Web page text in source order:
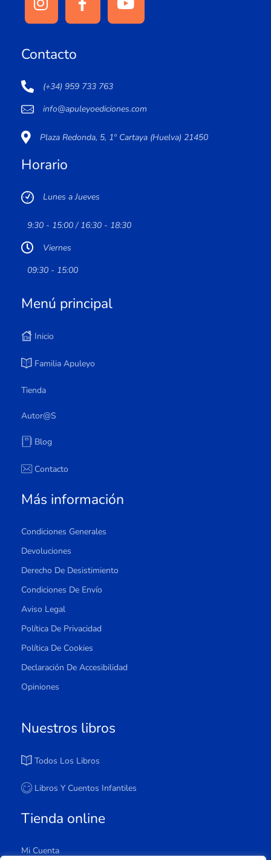
Contacto
(+34) 959 733 763
info@apuleyoediciones.com
Plaza Redonda, 5, 1º Cartaya (Huelva) 21450
Horario
Lunes a Jueves
9:30 - 15:00 / 16:30 - 18:30
Viernes
09:30 - 15:00
Menú principal
Inicio
Familia Apuleyo
Tienda
Autor@s
Blog
Contacto
Más información
Condiciones Generales
Devoluciones
Derecho De Desistimiento
Condiciones De Envío
Aviso Legal
Política De Privacidad
Política De Cookies
Declaración De Accesibilidad
Opiniones
Nuestros libros
Todos Los Libros
Libros Y Cuentos Infantiles
Tienda online
Mi Cuenta